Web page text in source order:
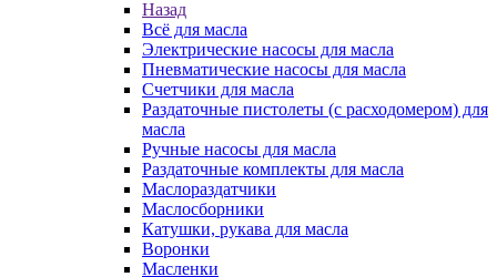
Назад
Всё для масла
Электрические насосы для масла
Пневматические насосы для масла
Счетчики для масла
Раздаточные пистолеты (с расходомером) для
масла
Ручные насосы для масла
Раздаточные комплекты для масла
Маслораздатчики
Маслосборники
Катушки, рукава для масла
Воронки
Масленки